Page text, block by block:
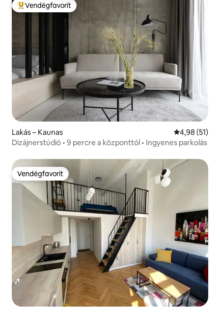
Kiemelt vendégfavorit
Vendégfavorit
Lakás – Kaunas Átlagos
4,98 (51)
Dizájnerstúdió • 9 percre a központtól • Ingyenes parkolás
Vendégfavorit
Vendégfavorit